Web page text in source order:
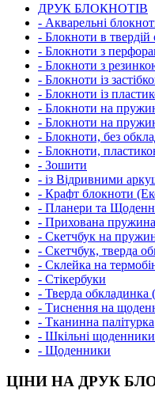
ДРУК БЛОКНОТІВ
- Акварельні
- Блокноти в твердій
- Блокноти з
- Блокноти з
- Блокноти із
- Блокноти із
- Блокноти на
- Блокноти на
- Блокноти, без
- Блокноти,
- Зошити
- із Відривними
- Крафт блокноти
- Планери та
- Прихована пружина
- Скетчбук на
- Скетчбук, тверда
- Склейка на
- Стікербуки
- Тверда обкладинка
- Тиснення на
- Тканинна палітурка
- Шкільні щоденники
- Щоденники
ЦІНИ НА ДРУК